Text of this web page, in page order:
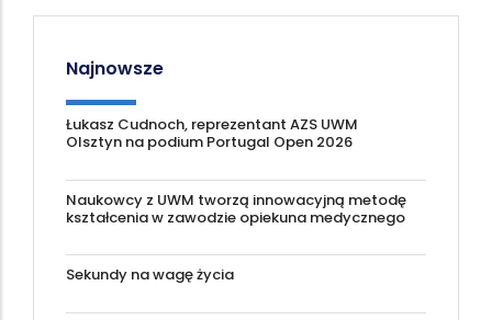
Najnowsze
Łukasz Cudnoch, reprezentant AZS UWM
Olsztyn na podium Portugal Open 2026
Naukowcy z UWM tworzą innowacyjną metodę
kształcenia w zawodzie opiekuna medycznego
Sekundy na wagę życia